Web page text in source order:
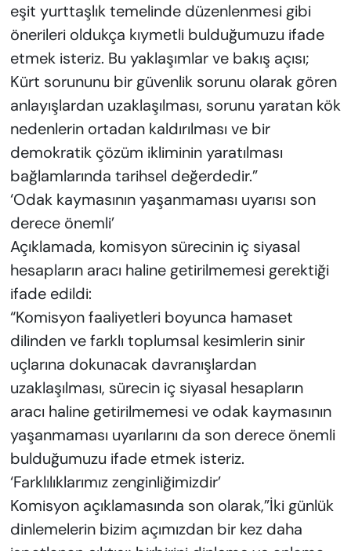
eşit yurttaşlık temelinde düzenlenmesi gibi
önerileri oldukça kıymetli bulduğumuzu ifade
etmek isteriz. Bu yaklaşımlar ve bakış açısı;
Kürt sorununu bir güvenlik sorunu olarak gören
anlayışlardan uzaklaşılması, sorunu yaratan kök
nedenlerin ortadan kaldırılması ve bir
demokratik çözüm ikliminin yaratılması
bağlamlarında tarihsel değerdedir.”
‘Odak kaymasının yaşanmaması uyarısı son
derece önemli’
Açıklamada, komisyon sürecinin iç siyasal
hesapların aracı haline getirilmemesi gerektiği
ifade edildi:
“Komisyon faaliyetleri boyunca hamaset
dilinden ve farklı toplumsal kesimlerin sinir
uçlarına dokunacak davranışlardan
uzaklaşılması, sürecin iç siyasal hesapların
aracı haline getirilmemesi ve odak kaymasının
yaşanmaması uyarılarını da son derece önemli
bulduğumuzu ifade etmek isteriz.
‘Farklılıklarımız zenginliğimizdir’
Komisyon açıklamasında son olarak,”İki günlük
dinlemelerin bizim açımızdan bir kez daha